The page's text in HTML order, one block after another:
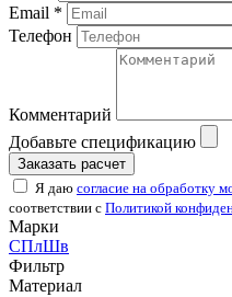
Email *
Телефон
Комментарий
Добавьте спецификацию
Заказать расчет
Я даю согласие на обработку
соответствии с Политикой
Марки
СПлШв
Фильтр
Материал